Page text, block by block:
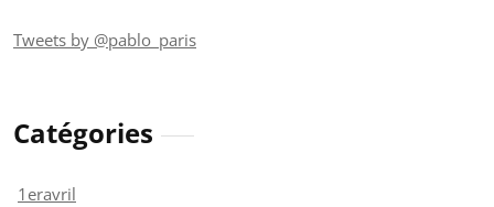
Tweets by @pablo_paris
Catégories
1eravril